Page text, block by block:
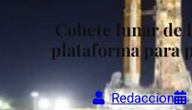
Cohete lunar de
plataforma para
Redaccion